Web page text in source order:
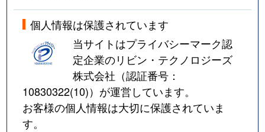
個人情報は保護されています
当サイトはプライバシーマーク認
定企業のリビン・テクノロジーズ
株式会社（認証番号：
10830322(10)）が運営しています。
お客様の個人情報は大切に保護されていま
す。